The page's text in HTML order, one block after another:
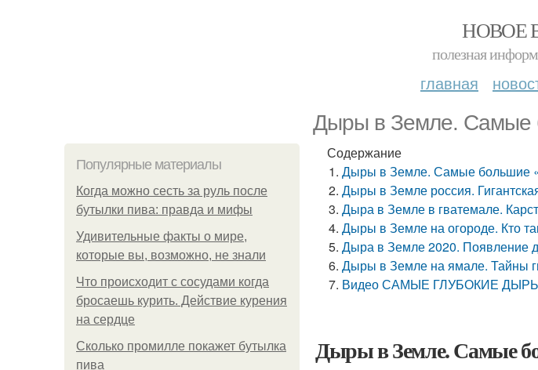
НОВОЕ
полезная
главная
Дыры в Земле. Самые
Популярные материалы
Когда можно сесть за руль после
бутылки пива: правда и мифы
Удивительные факты о мире,
которые вы, возможно, не знали
Что происходит с сосудами когда
бросаешь курить. Действие курения
на сердце
Сколько промилле покажет бутылка
пива
Содержание
Дыры в Земле. Самые большие
Дыры в Земле россия.
Дыра в Земле в гватемале.
Дыры в Земле на огороде. Кто
Дыра в Земле 2020. Появление
Дыры в Земле на ямале. Тайны
Видео САМЫЕ ГЛУБОКИЕ
Дыры в Земле. Самые